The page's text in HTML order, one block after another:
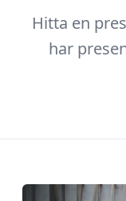
Hitta en
har